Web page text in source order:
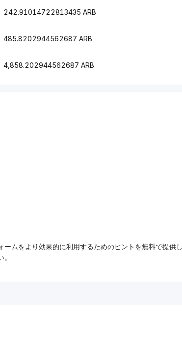
242.91014722813435 ARB
485.8202944562687 ARB
4,858.202944562687 ARB
ムをより効果的に利用するためのヒントを無料で提供